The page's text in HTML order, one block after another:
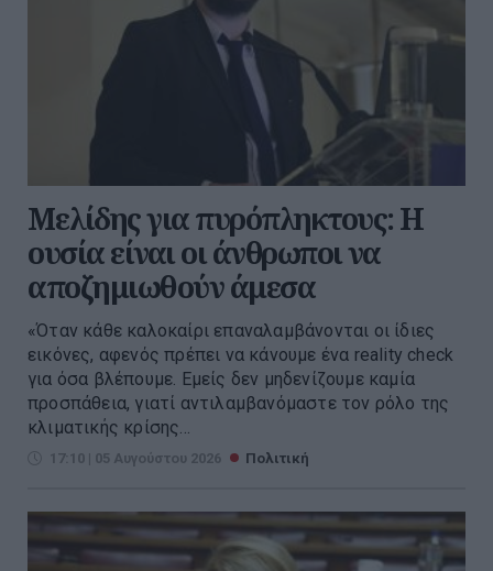
Μελίδης για πυρόπληκτους: Η
ουσία είναι οι άνθρωποι να
αποζημιωθούν άμεσα
«Όταν κάθε καλοκαίρι επαναλαμβάνονται οι ίδιες
εικόνες, αφενός πρέπει να κάνουμε ένα reality check
για όσα βλέπουμε. Εμείς δεν μηδενίζουμε καμία
προσπάθεια, γιατί αντιλαμβανόμαστε τον ρόλο της
κλιματικής κρίσης...
17:10 | 05 Αυγούστου 2026 Πολιτική